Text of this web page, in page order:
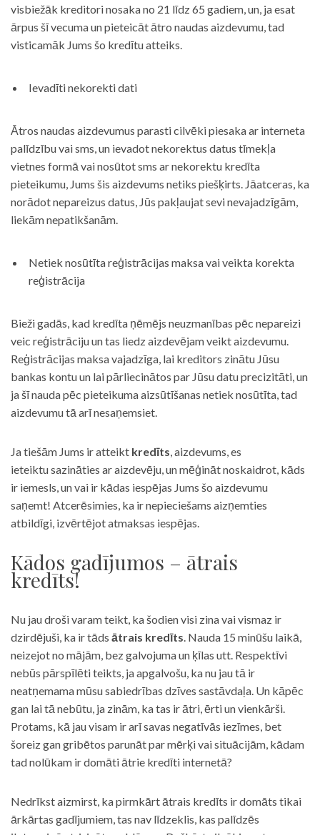
visbiežāk kreditori nosaka no 21 līdz 65 gadiem, un, ja esat
ārpus šī vecuma un pieteicāt ātro naudas aizdevumu, tad
visticamāk Jums šo kredītu atteiks.
Ievadīti nekorekti dati
Ātros naudas aizdevumus parasti cilvēki piesaka ar interneta
palīdzību vai sms, un ievadot nekorektus datus tīmekļa
vietnes formā vai nosūtot sms ar nekorektu kredīta
pieteikumu, Jums šis aizdevums netiks piešķirts. Jāatceras, ka
norādot nepareizus datus, Jūs pakļaujat sevi nevajadzīgām,
liekām nepatikšanām.
Netiek nosūtīta reģistrācijas maksa vai veikta korekta
reģistrācija
Bieži gadās, kad kredīta ņēmējs neuzmanības pēc nepareizi
veic reģistrāciju un tas liedz aizdevējam veikt aizdevumu.
Reģistrācijas maksa vajadzīga, lai kreditors zinātu Jūsu
bankas kontu un lai pārliecinātos par Jūsu datu precizitāti, un
ja šī nauda pēc pieteikuma aizsūtīšanas netiek nosūtīta, tad
aizdevumu tā arī nesaņemsiet.
Ja tiešām Jums ir atteikt kredīts, aizdevums, es
ieteiktu sazināties ar aizdevēju, un mēģināt noskaidrot, kāds
ir iemesls, un vai ir kādas iespējas Jums šo aizdevumu
saņemt! Atcerēsimies, ka ir nepieciešams aizņemties
atbildīgi, izvērtējot atmaksas iespējas.
Kādos gadījumos – ātrais
kredīts!
Nu jau droši varam teikt, ka šodien visi zina vai vismaz ir
dzirdējuši, ka ir tāds ātrais kredīts. Nauda 15 minūšu laikā,
neizejot no mājām, bez galvojuma un ķīlas utt. Respektīvi
nebūs pārspīlēti teikts, ja apgalvošu, ka nu jau tā ir
neatņemama mūsu sabiedrības dzīves sastāvdaļa. Un kāpēc
gan lai tā nebūtu, ja zinām, ka tas ir ātri, ērti un vienkārši.
Protams, kā jau visam ir arī savas negatīvās iezīmes, bet
šoreiz gan gribētos parunāt par mērķi vai situācijām, kādam
tad nolūkam ir domāti ātrie kredīti internetā?
Nedrīkst aizmirst, ka pirmkārt ātrais kredīts ir domāts tikai
ārkārtas gadījumiem, tas nav līdzeklis, kas palīdzēs